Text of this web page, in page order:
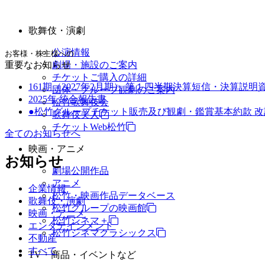
歌舞伎・演劇
公演情報
劇場・施設のご案内
チケットご購入の詳細
団体・グループ観劇のご案内
松竹歌舞伎会
歌舞伎美人
チケットWeb松竹
映画・アニメ
劇場公開作品
アニメ
松竹・映画作品データベース
松竹グループの映画館
松竹シネマ＋
松竹シネマクラシックス
TV・商品・イベントなど
お客様・株主様への
重要なお知らせ
161期（2027年2月期） 第１四半期決算短信・決算説明
2025年 統合報告書
●松竹グループチケット販売及び観劇・鑑賞基本約款
全てのお知らせへ
お知らせ
企業情報
歌舞伎・演劇
映画・アニメ
エンタテインメント
不動産
すべて